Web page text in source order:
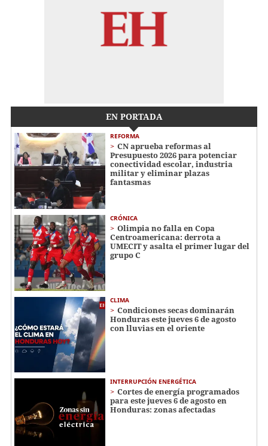
EN PORTADA
REFORMA
CN aprueba reformas al
Presupuesto 2026 para potenciar
conectividad escolar, industria
militar y eliminar plazas
fantasmas
CRÓNICA
Olimpia no falla en Copa
Centroamericana: derrota a
UMECIT y asalta el primer lugar del
grupo C
CLIMA
Condiciones secas dominarán
Honduras este jueves 6 de agosto
con lluvias en el oriente
INTERRUPCIÓN ENERGÉTICA
Cortes de energía programados
para este jueves 6 de agosto en
Honduras: zonas afectadas